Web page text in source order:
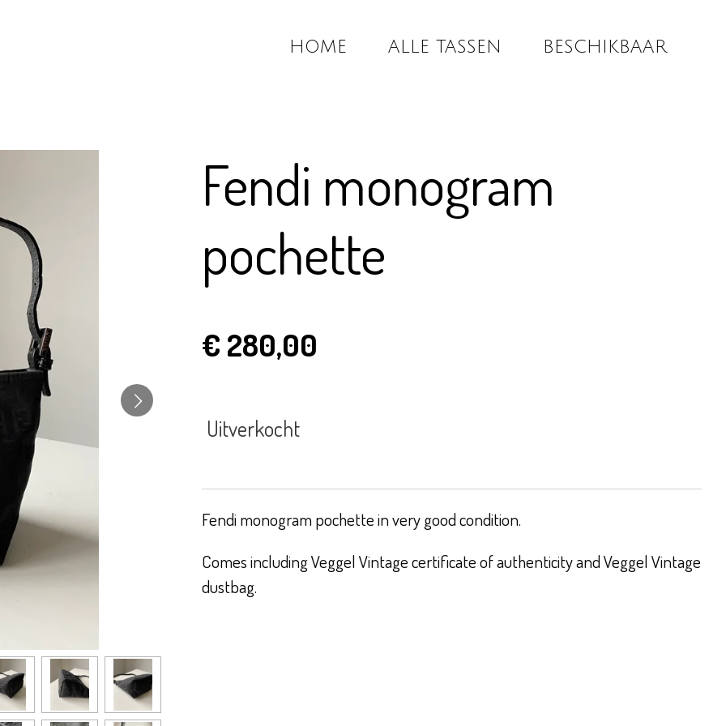
HOME ALLE TASSEN BESCHIKBAAR
Fendi monogram
pochette
€ 280,00
Uitverkocht
Fendi monogram pochette in very good condition.
Comes including Veggel Vintage certificate of authenticity and Veggel Vintage
dustbag.